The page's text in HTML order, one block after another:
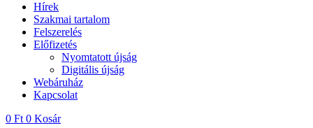
Hírek
Szakmai tartalom
Felszerelés
Előfizetés
Nyomtatott újság
Digitális újság
Webáruház
Kapcsolat
0 Ft 0 Kosár